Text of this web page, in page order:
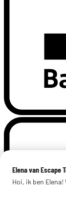
Elena van Escape
Hoi, ik ben Elena!